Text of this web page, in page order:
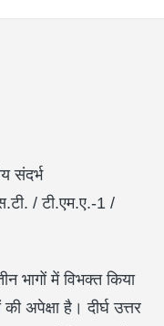
संदर्भ
/ टी.एम.ए.-1 /
भागों में विभक्त किया
अपेक्षा है। दीर्घ उत्तर